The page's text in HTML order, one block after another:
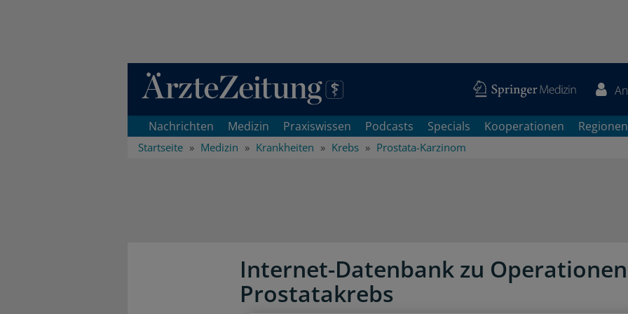
Direkt zum Inhaltsbereich
Nachrichten Medizin Praxiswissen Podcasts Specials Kooperationen Regionen
Startseite Medizin Krankheiten Krebs Prostata-Karzinom
Internet-Datenbank zu
Prostatakrebs